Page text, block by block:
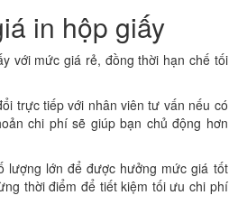
in hộp giấy
với mức giá rẻ, đồng thời hạn chế tối
trực tiếp với nhân viên tư vấn nếu có
chi phí sẽ giúp bạn chủ động hơn
lượng lớn để được hưởng mức giá tốt
thời điểm để tiết kiệm tối ưu chi phí